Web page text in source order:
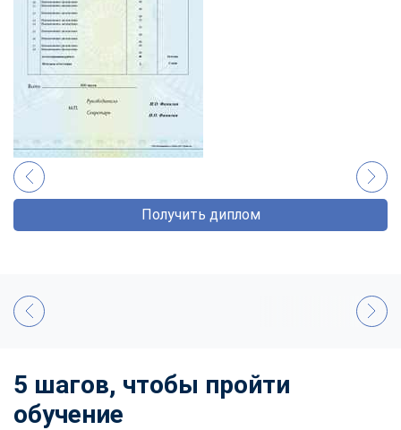
Получить диплом
5 шагов, чтобы пройти
обучение